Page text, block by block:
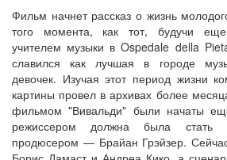
Фильм начнет рассказ о жизнь
того момента, как тот, будучи
учителем музыки в Ospedale della
славился как лучшая в городе
девочек. Изучая этот период жизни
картины провел в архивах более
фильмом "Вивальди" были начаты
режиссером должна была стать
продюсером — Брайан Грэйзер.